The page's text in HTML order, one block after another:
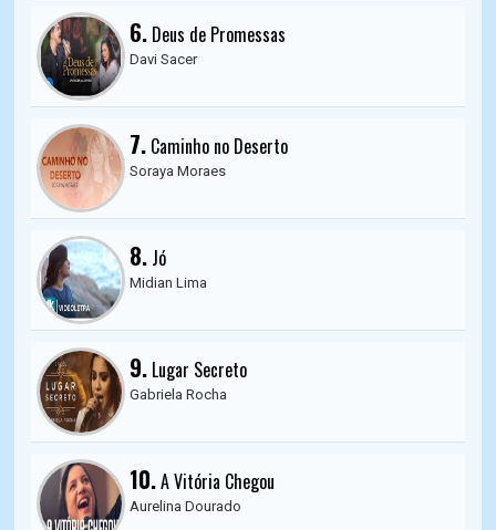
6. Deus de Promessas
Davi Sacer
7. Caminho no Deserto
Soraya Moraes
8. Jó
Midian Lima
9. Lugar Secreto
Gabriela Rocha
10.A Vitória Chegou
Aurelina Dourado